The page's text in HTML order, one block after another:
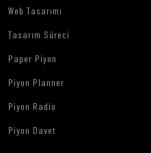
Web Tasarımı
Tasarım Süreci
Paper Piyon
Piyon Planner
Piyon Radio
Piyon Davet